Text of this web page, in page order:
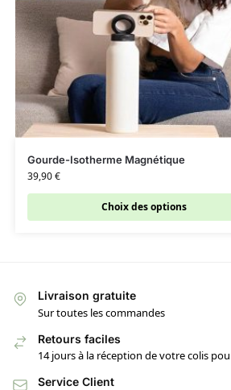
Gourde-Isotherme Magnétique
39,90€
Choix des options
Livraison gratuite
Sur toutes les commandes
Retours faciles
14 jours à la réception de votre colis
Service Client